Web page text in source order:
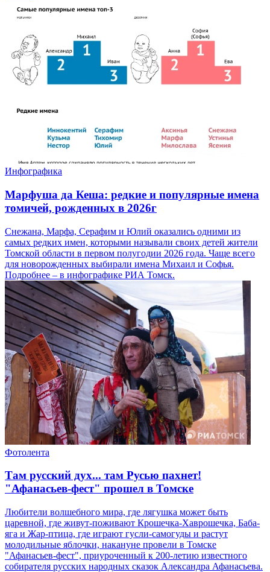
Инфографика
Марфуша да Кеша: редкие и популярные имена
томичей, рожденных в 2026г
Снежана, Марфа, Серафим и Юлий оказались одними из
самых редких имен, которыми называли своих детей жители
Томской области в первом полугодии 2026 года. Чаще всего
для новорожденных выбирали имена Михаил и Софья.
Подробнее – в инфографике РИА Томск.
Фотолента
Там русский дух... там Русью пахнет!
"Афанасьев-фест" прошел в Томске
Любители волшебного мира, где лягушка может быть
царевной, где живут-поживают Крошечка-Хаврошечка, Баба-
яга и Жар-птица, где играют гусли-самогуды и растут
молодильные яблочки, накануне провели в Томске
"Афанасьев-фест", приуроченный к 200-летию известного
собирателя русских народных сказок Александра Афанасьева.